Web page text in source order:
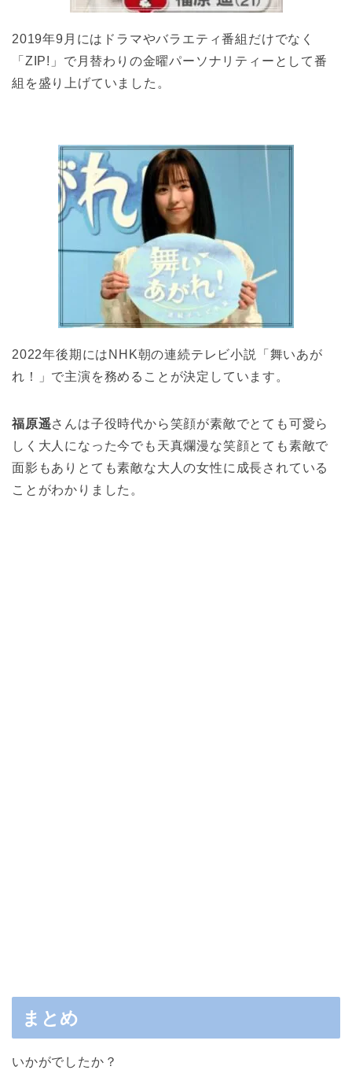
2019年9月にはドラマやバラエティ番組だけでなく
「ZIP!」で月替わりの金曜パーソナリティーとして番
組を盛り上げていました。
2022年後期にはNHK朝の連続テレビ小説「舞いあが
れ！」で主演を務めることが決定しています。
福原遥さんは子役時代から笑顔が素敵でとても可愛ら
しく大人になった今でも天真爛漫な笑顔とても素敵で
面影もありとても素敵な大人の女性に成長されている
ことがわかりました。
まとめ
いかがでしたか？